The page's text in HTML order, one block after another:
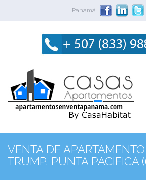
Panamá
VENTA DE
TRUMP, PUNTA PACIFICA